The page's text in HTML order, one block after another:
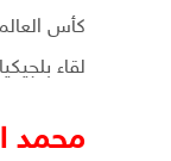
كأس
لقاء
محمد